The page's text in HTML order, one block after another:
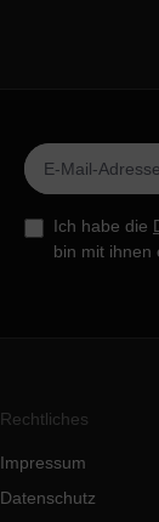
Ich habe die
bin mit ihnen
Rechtliches
Impressum
Datenschutz